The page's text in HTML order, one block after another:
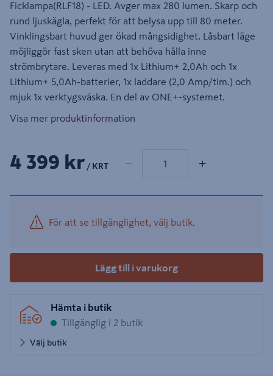
Ficklampa(RLF18) - LED. Avger max 280 lumen. Skarp och
rund ljuskägla, perfekt för att belysa upp till 80 meter.
Vinklingsbart huvud ger ökad mångsidighet. Låsbart läge
möjliggör fast sken utan att behöva hålla inne
strömbrytare. Leveras med 1x Lithium+ 2,0Ah och 1x
Lithium+ 5,0Ah-batterier, 1x laddare (2,0 Amp/tim.) och
mjuk 1x verktygsväska. En del av ONE+-systemet.
Visa mer produktinformation
4 399 kr / KRT − +
För att se tillgänglighet, välj butik.
Lägg till i varukorg
Hämta i butik
Tillgänglig i 2 butik
Välj butik